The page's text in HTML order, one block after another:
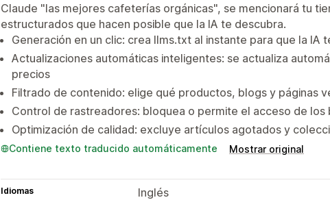
Claude "las mejores cafeterías orgánicas", se mencionará tu
estructurados que hacen posible que la IA te descubra.
Generación en un clic: crea llms.txt al instante para que la IA
Actualizaciones automáticas inteligentes: se actualiza
precios
Filtrado de contenido: elige qué productos, blogs y páginas
Control de rastreadores: bloquea o permite el acceso de los
Optimización de calidad: excluye artículos agotados y
Contiene texto traducido automáticamente Mostrar original
Idiomas
Inglés